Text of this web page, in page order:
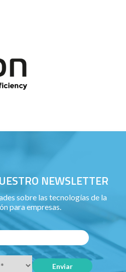
NEWSLETTER
sobre las tecnologías de la
para empresas.